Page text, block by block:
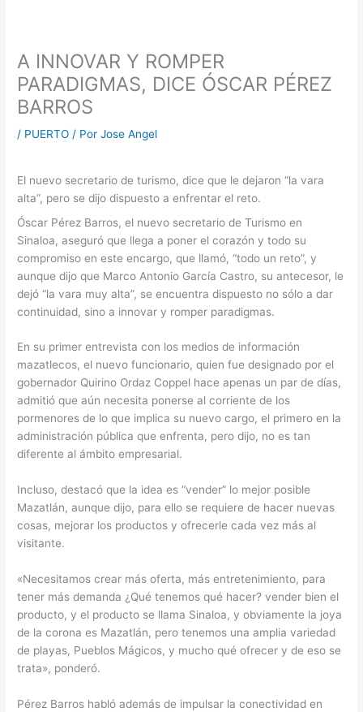
A INNOVAR Y ROMPER
PARADIGMAS, DICE ÓSCAR PÉREZ
BARROS
/ PUERTO / PorJose Angel
El nuevo secretario de turismo, dice que le dejaron “la vara
alta”, pero se dijo dispuesto a enfrentar el reto.
Óscar Pérez Barros, el nuevo secretario de Turismo en
Sinaloa, aseguró que llega a poner el corazón y todo su
compromiso en este encargo, que llamó, “todo un reto”, y
aunque dijo que Marco Antonio García Castro, su antecesor, le
dejó “la vara muy alta”, se encuentra dispuesto no sólo a dar
continuidad, sino a innovar y romper paradigmas.
En su primer entrevista con los medios de información
mazatlecos, el nuevo funcionario, quien fue designado por el
gobernador Quirino Ordaz Coppel hace apenas un par de días,
admitió que aún necesita ponerse al corriente de los
pormenores de lo que implica su nuevo cargo, el primero en la
administración pública que enfrenta, pero dijo, no es tan
diferente al ámbito empresarial.
Incluso, destacó que la idea es “vender” lo mejor posible
Mazatlán, aunque dijo, para ello se requiere de hacer nuevas
cosas, mejorar los productos y ofrecerle cada vez más al
visitante.
«Necesitamos crear más oferta, más entretenimiento, para
tener más demanda ¿Qué tenemos qué hacer? vender bien el
producto, y el producto se llama Sinaloa, y obviamente la joya
de la corona es Mazatlán, pero tenemos una amplia variedad
de playas, Pueblos Mágicos, y mucho qué ofrecer y de eso se
trata», ponderó.
Pérez Barros habló además de impulsar la conectividad en